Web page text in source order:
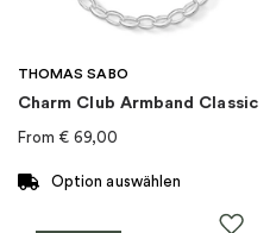
THOMAS SABO
Charm Club Armband Classic
From € 69,00
Option auswählen